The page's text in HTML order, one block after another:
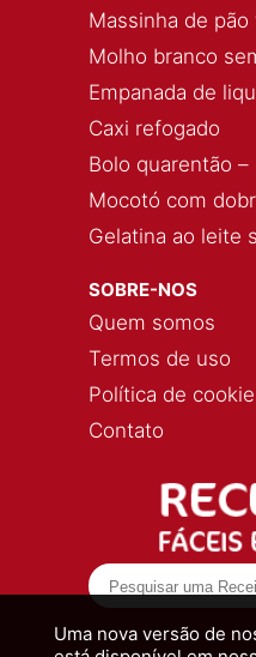
Uma nova versão de
Massinha de pão
Molho branco
Empanada de
Caxi refogado
Bolo quarentão
Mocotó com
Gelatina ao leite
SOBRE-NOS
Quem somos
Termos de uso
Política de
Contato